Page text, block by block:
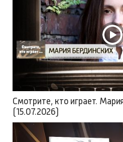
Смотрите, кто играет.
(15.07.2026)